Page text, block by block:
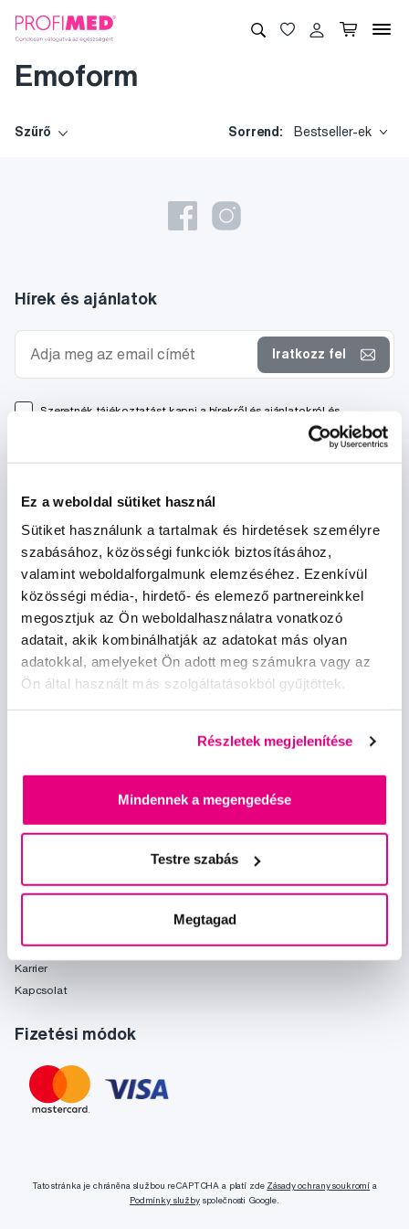
Ez a weboldal sütiket használ
Sütiket használunk a tartalmak és hirdetések személyre
szabásához, közösségi funkciók biztosításához,
valamint weboldalforgalmunk elemzéséhez. Ezenkívül
közösségi média-, hirdető- és elemező partnereinkkel
megosztjuk az Ön weboldalhasználatra vonatkozó
adatait, akik kombinálhatják az adatokat más olyan
adatokkal, amelyeket Ön adott meg számukra vagy az
Ön által használt más szolgáltatásokból gyűjtöttek.
Részletek megjelenítése
Mindennek a megengedése
Testre szabás
Megtagad
Emoform
Szűrő Sorrend: Bestseller-ek
Kérdések, tanácsadás
info@profimed.hu
A vásárlás menete
Kereskedelmi feltételek
Önnek ajánljuk
Rólunk
Karrier
Kapcsolat
Fizetési módok
Hírek és ajánlatok
Iratkozz fel
Szeretnék tájékoztatást kapni a hírekről és ajánlatokról és
Tato stránka je chráněna službou reCAPTCHA a platí zde Zásady ochrany soukromí a
Podmínky službyspolečnosti Google.